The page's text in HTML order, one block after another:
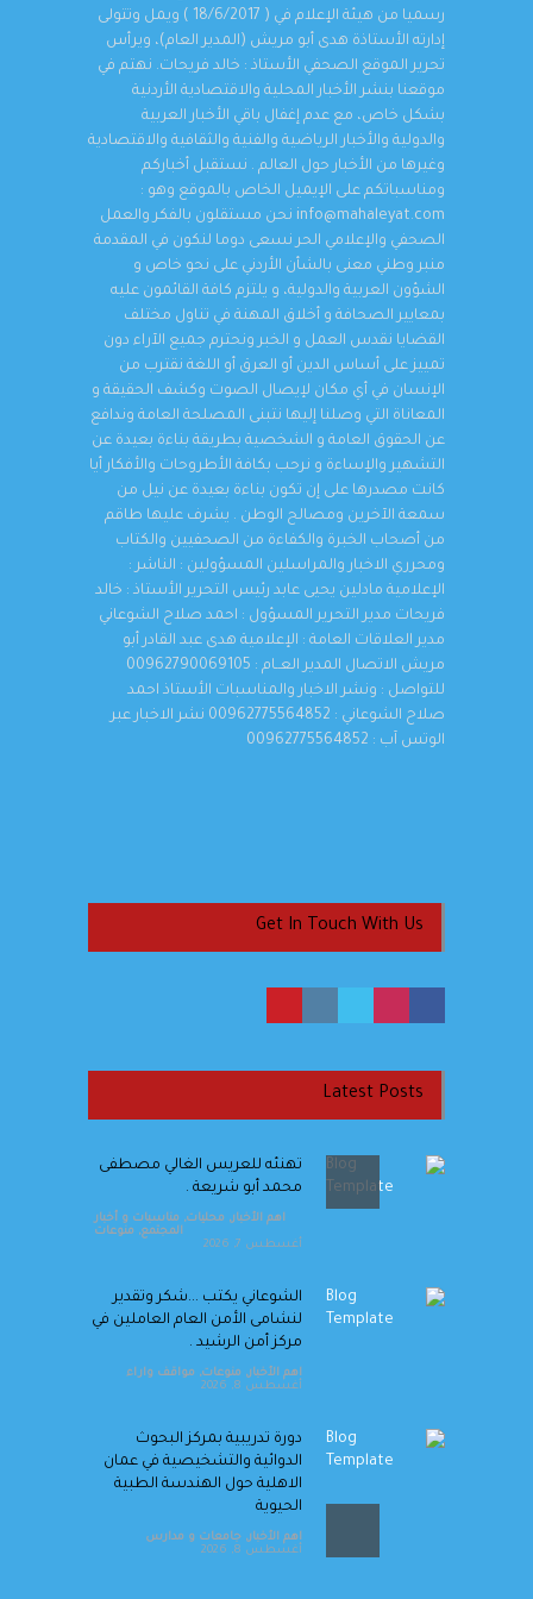
رسميا من هيئة الإعلام في ( 18/6/2017 ) ويمل وتتولى
إدارته الأستاذة هدى أبو مريش (المدير العام)، ويرأس
تحرير الموقع الصحفي الأستاذ : خالد فريحات. نهتم في
موقعنا بنشر الأخبار المحلية والاقتصادية الأردنية
بشكل خاص، مع عدم إغفال باقي الأخبار العربية
والدولية والأخبار الرياضية والفنية والثقافية والاقتصادية
وغيرها من الأخبار حول العالم . نستقبل أخباركم
ومناسباتكم على الإيميل الخاص بالموقع وهو :
info@mahaleyat.com نحن مستقلون بالفكر والعمل
الصحفي والإعلامي الحر نسعى دوما لنكون في المقدمة
منبر وطني معنى بالشأن الأردني على نحو خاص و
الشؤون العربية والدولية، و يلتزم كافة القائمون عليه
بمعايير الصحافة و أخلاق المهنة في تناول مختلف
القضايا نقدس العمل و الخبر ونحترم جميع الآراء دون
تمييز على أساس الدين أو العرق أو اللغة نقترب من
الإنسان في أي مكان لإيصال الصوت وكشف الحقيقة و
المعاناة التي وصلنا إليها نتبنى المصلحة العامة وندافع
عن الحقوق العامة و الشخصية بطريقة بناءة بعيدة عن
التشهير والإساءة و نرحب بكافة الأطروحات والأفكار أيا
كانت مصدرها على إن تكون بناءة بعيدة عن نيل من
سمعة الآخرين ومصالح الوطن . يشرف عليها طاقم
من أصحاب الخبرة والكفاءة من الصحفيين والكتاب
ومحرري الاخبار والمراسلين المسؤولين : الناشر :
الإعلامية مادلين يحيى عابد رئيس التحرير الأستاذ : خالد
فريحات مدير التحرير المسؤول : احمد صلاح الشوعاني
مدير العلاقات العامة : الإعلامية هدى عبد القادر أبو
مريش الاتصال المدير العــام : 00962790069105
للتواصل : ونشر الاخبار والمناسبات الأستاذ احمد
صلاح الشوعاني : 00962775564852 نشر الاخبار عبر
الوتس آب : 00962775564852
Get In Touch With Us
Latest Posts
تهنئه للعريس الغالي مصطفى
محمد أبو شريعة .
اهم الأخبار, محليات, مناسبات و أخبار
المجتمع, منوعات
أغسطس 7, 2026
الشوعاني يكتب ...شكر وتقدير
لنشامى الأمن العام العاملين في
مركز أمن الرشيد .
اهم الأخبار, منوعات, مواقف واراء
أغسطس 8, 2026
دورة تدريبية بمركز البحوث
الدوائية والتشخيصية في عمان
الاهلية حول الهندسة الطبية
الحيوية
اهم الأخبار, جامعات و مدارس
أغسطس 8, 2026